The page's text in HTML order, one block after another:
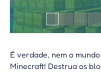
É verdade, nem o
Minecraft! Destrua os